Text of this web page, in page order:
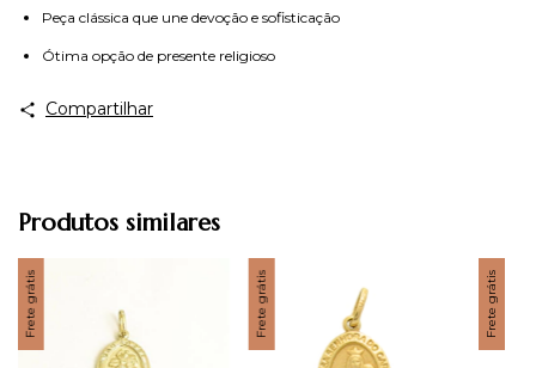
Peça clássica que une devoção e sofisticação
Ótima opção de presente religioso
Compartilhar
Produtos similares
Frete grátis Frete grátis Frete grátis